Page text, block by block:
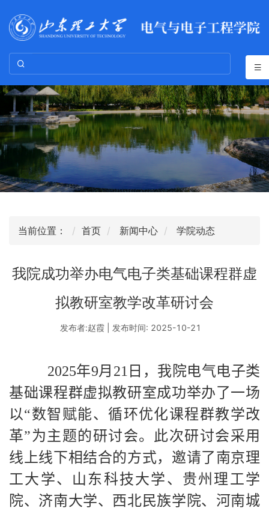
当前位置： 首页 新闻中心 学院动态
我院成功举办电气电子类基础课程群虚
拟教研室教学改革研讨会
发布者:赵霞 | 发布时间: 2025-10-21
2025年9月 21 日，我院电气电子类
基础课程群虚拟教研室成功举办了一场
以“数智赋能、循环优化课程群教学改
革”为主题的研讨会。此次研讨会采用
线上线下相结合的方式，邀请了南京理
工大学、山东科技大学、贵州理工学
院、济南大学、西北民族学院、河南城